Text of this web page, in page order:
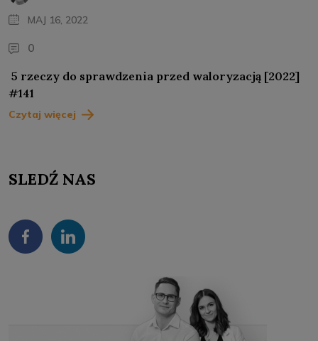
MAJ 16, 2022
0
5 rzeczy do sprawdzenia przed waloryzacją [2022]
#141
Czytaj więcej
SLEDŹ NAS